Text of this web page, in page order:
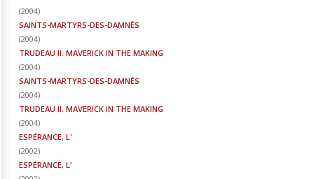
(2004)
SAINTS-MARTYRS-DES-DAMNÉS
(2004)
TRUDEAU II: MAVERICK IN THE MAKING
(2004)
SAINTS-MARTYRS-DES-DAMNÉS
(2004)
TRUDEAU II: MAVERICK IN THE MAKING
(2004)
ESPÉRANCE, L'
(2002)
ESPÉRANCE, L'